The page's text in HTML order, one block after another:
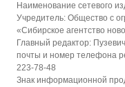
Наименование сетевого
Учредитель: Общество с
«Сибирское агентство
Главный редактор:
почты и номер телефона
223-78-48
Знак информационной